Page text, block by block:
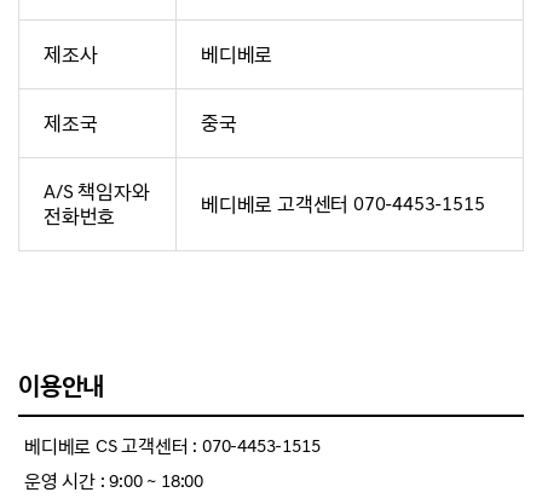
제조사 베디베로
제조국 중국
A/S 책임자와
전화번호
베디베로 고객센터 070-4453-1515
이용안내
베디베로 CS 고객센터 : 070-4453-1515
운영 시간 : 9:00 ~ 18:00